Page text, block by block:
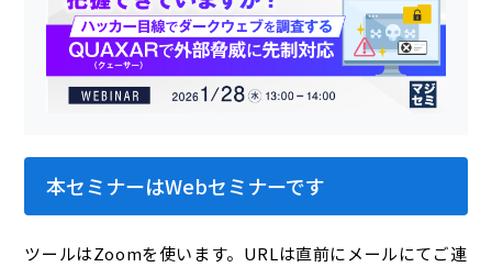
本セミナーはWebセミナーです
ツールはZoomを使います。URLは直前にメールにてご連